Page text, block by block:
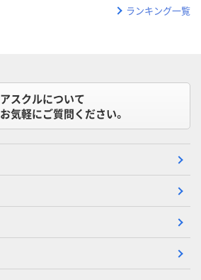
ランキング一覧
アスクルについて
お気軽にご質問ください。